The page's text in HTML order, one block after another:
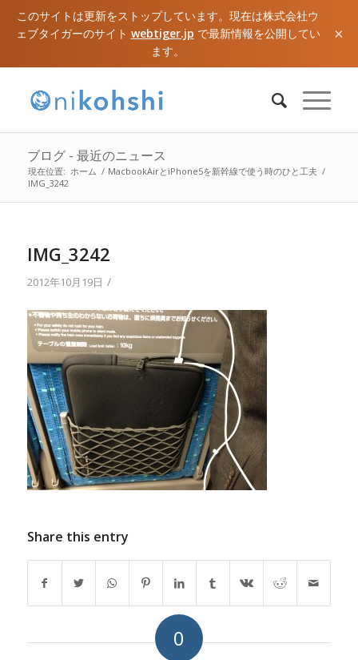
このサイトは更新をストップしています。現在は株式会社ウ
ェブタイガーのサイト webtiger.jp で最新情報を公開してい
ます。
×
ブログ - 最近のニュース
現在位置: ホーム / MacbookAirとiPhone5を新幹線で使う時のひと工夫 /
IMG_3242
IMG_3242
2012年10月19日 /
Share this entry
0